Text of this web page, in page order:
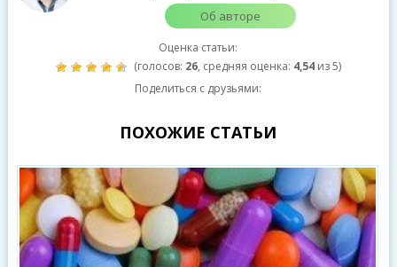
Об авторе
Оценка статьи:
(голосов: 26, средняя оценка: 4,54из 5)
Поделиться с друзьями:
ПОХОЖИЕ СТАТЬИ